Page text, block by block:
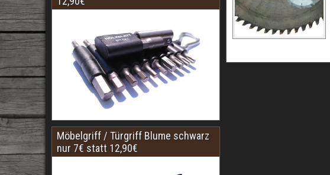
Möbelgriff / Türgriff Blume schwarz
nur 7€ statt 12,90€